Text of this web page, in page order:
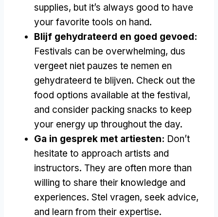
supplies, but it’s always good to have
your favorite tools on hand.
Blijf gehydrateerd en goed gevoed:
Festivals can be overwhelming, dus
vergeet niet pauzes te nemen en
gehydrateerd te blijven. Check out the
food options available at the festival,
and consider packing snacks to keep
your energy up throughout the day.
Ga in gesprek met artiesten: Don’t
hesitate to approach artists and
instructors. They are often more than
willing to share their knowledge and
experiences. Stel vragen, seek advice,
and learn from their expertise.